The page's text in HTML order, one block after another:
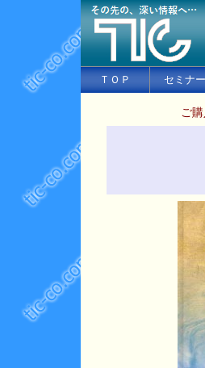
ＴＯＰ セミナー
ご